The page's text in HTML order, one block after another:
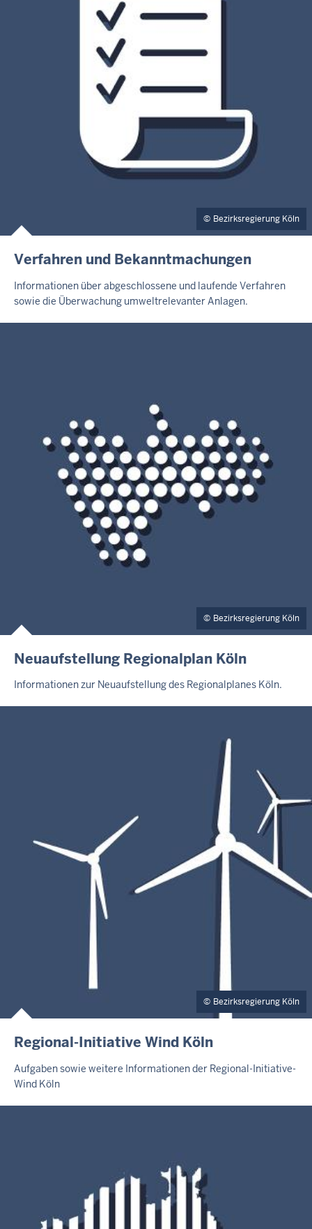
Bezirksregierung Köln
Verfahren und Bekanntmachungen
Informationen über abgeschlossene und laufende Verfahren
sowie die Überwachung umweltrelevanter Anlagen.
Bezirksregierung Köln
Neuaufstellung Regionalplan Köln
Informationen zur Neuaufstellung des Regionalplanes Köln.
Bezirksregierung Köln
Regional-Initiative Wind Köln
Aufgaben sowie weitere Informationen der Regional-Initiative-
Wind Köln